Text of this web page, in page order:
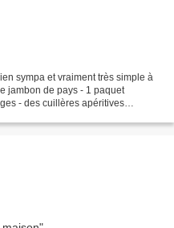
sympa et vraiment très simple à
jambon de pays - 1 paquet
- des cuillères apéritives